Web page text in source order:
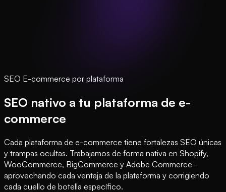
SEO E-commerce por plataforma
SEO nativo a tu plataforma de e-
commerce
Cada plataforma de e-commerce tiene fortalezas SEO únicas
y trampas ocultas. Trabajamos de forma nativa en Shopify,
WooCommerce, BigCommerce y Adobe Commerce -
aprovechando cada ventaja de la plataforma y corrigiendo
cada cuello de botella específico.